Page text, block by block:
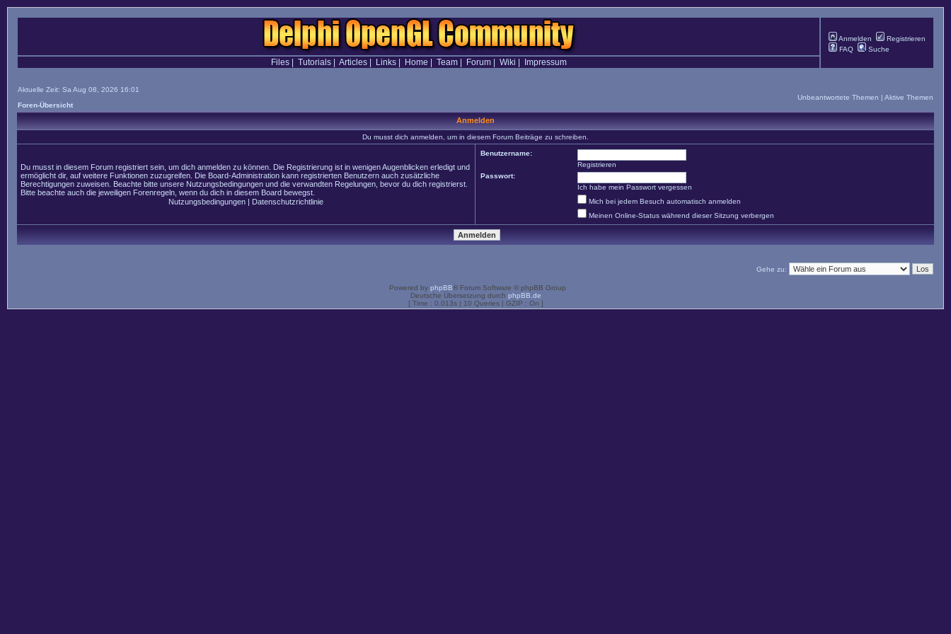
Anmelden
Registrieren
FAQ
Suche
Files| Tutorials| Articles| Links| Home Team| Forum| Wiki Impressum
Aktuelle Zeit: Sa Aug 08, 2026 16:01
Foren-Übersicht
Unbeantwortete Themen | Aktive Themen
Anmelden
Du musst dich anmelden, um in diesem Forum Beiträge zu schreiben.
Du musst in diesem Forum registriert sein, um dich anmelden zu können. Die Registrierung ist in wenigen Augenblicken erledigt und
ermöglicht dir, auf weitere Funktionen zuzugreifen. Die Board-Administration kann registrierten Benutzern auch zusätzliche
Berechtigungen zuweisen. Beachte bitte unsere Nutzungsbedingungen und die verwandten Regelungen, bevor du dich registrierst.
Bitte beachte auch die jeweiligen Forenregeln, wenn du dich in diesem Board bewegst.
Nutzungsbedingungen | Datenschutzrichtlinie
Benutzername:
Registrieren
Passwort:
Ich habe mein Passwort vergessen
Mich bei jedem Besuch automatisch anmelden
Meinen Online-Status während dieser Sitzung verbergen
Gehe zu:
Powered by phpBB® Forum Software © phpBB Group
Deutsche Übersetzung durch phpBB.de
[ Time : 0.013s | 10 Queries | GZIP : On ]